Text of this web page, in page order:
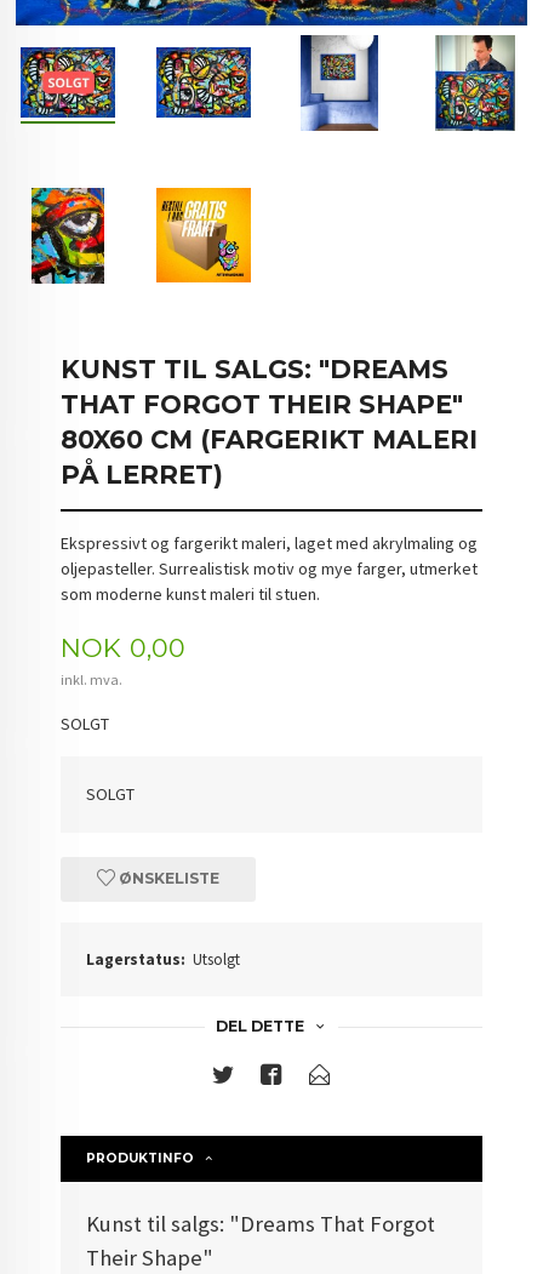
KUNST TIL SALGS: "DREAMS
THAT FORGOT THEIR SHAPE"
80X60 CM (FARGERIKT MALERI
PÅ LERRET)
Ekspressivt og fargerikt maleri, laget med akrylmaling og
oljepasteller. Surrealistisk motiv og mye farger, utmerket
som moderne kunst maleri til stuen.
Pris
NOK 0,00
inkl. mva.
SOLGT
SOLGT
ØNSKELISTE
Lagerstatus: Utsolgt
DEL DETTE
PRODUKTINFO
Kunst til salgs: "Dreams That Forgot
Their Shape"